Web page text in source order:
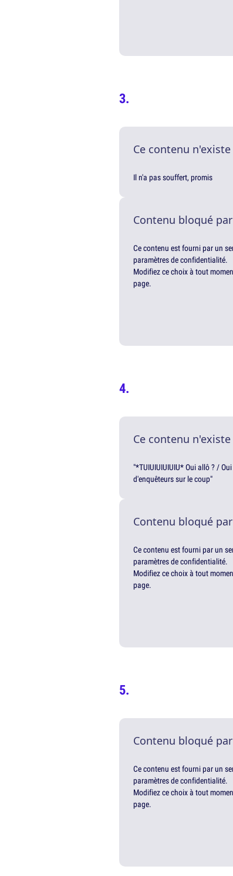
Ce contenu
Il n'a pas souffert, promis
Contenu bloqué
Ce contenu est fourni par un
paramètres de confidentialité.
Modifiez ce choix à tout
page.
Ce contenu
"*TUIUIUIUIUIU* Oui allô ? /
d'enquêteurs sur le coup"
Contenu bloqué
Ce contenu est fourni par un
paramètres de confidentialité.
Modifiez ce choix à tout
page.
Contenu bloqué
Ce contenu est fourni par un
paramètres de confidentialité.
Modifiez ce choix à tout
page.